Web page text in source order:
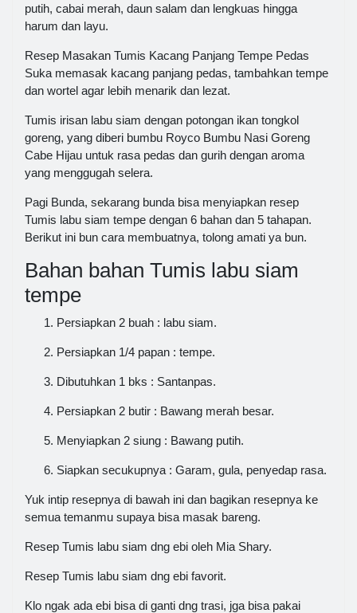
putih, cabai merah, daun salam dan lengkuas hingga
harum dan layu.
Resep Masakan Tumis Kacang Panjang Tempe Pedas
Suka memasak kacang panjang pedas, tambahkan tempe
dan wortel agar lebih menarik dan lezat.
Tumis irisan labu siam dengan potongan ikan tongkol
goreng, yang diberi bumbu Royco Bumbu Nasi Goreng
Cabe Hijau untuk rasa pedas dan gurih dengan aroma
yang menggugah selera.
Pagi Bunda, sekarang bunda bisa menyiapkan resep
Tumis labu siam tempe dengan 6 bahan dan 5 tahapan.
Berikut ini bun cara membuatnya, tolong amati ya bun.
Bahan bahan Tumis labu siam
tempe
Persiapkan 2 buah : labu siam.
Persiapkan 1/4 papan : tempe.
Dibutuhkan 1 bks : Santanpas.
Persiapkan 2 butir : Bawang merah besar.
Menyiapkan 2 siung : Bawang putih.
Siapkan secukupnya : Garam, gula, penyedap rasa.
Yuk intip resepnya di bawah ini dan bagikan resepnya ke
semua temanmu supaya bisa masak bareng.
Resep Tumis labu siam dng ebi oleh Mia Shary.
Resep Tumis labu siam dng ebi favorit.
Klo ngak ada ebi bisa di ganti dng trasi, jga bisa pakai